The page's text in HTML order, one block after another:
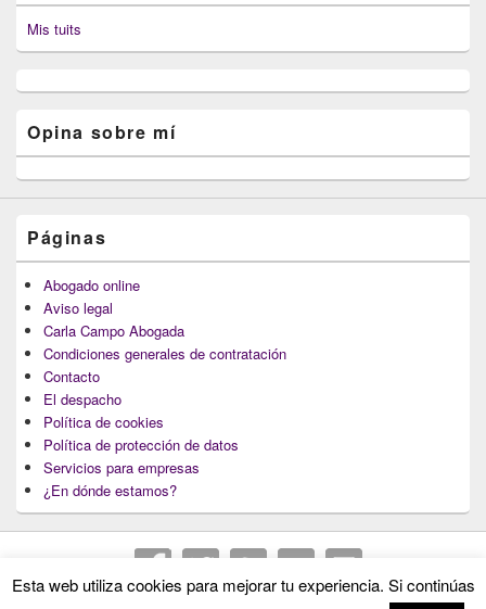
Mis tuits
Opina sobre mí
Páginas
Abogado online
Aviso legal
Carla Campo Abogada
Condiciones generales de contratación
Contacto
El despacho
Política de cookies
Política de protección de datos
Servicios para empresas
¿En dónde estamos?
Esta web utiliza cookies para mejorar tu experiencia. Si continúas